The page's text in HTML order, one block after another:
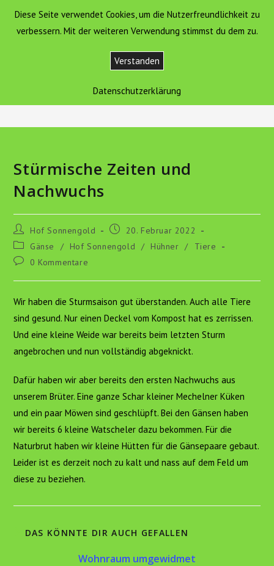
springen
Hof Sonnengold MENÜ
> Stürmische Zeiten und Nachwuchs
Stürmische Zeiten und
Nachwuchs
Beitrags-
Autor:
Hof Sonnengold
Beitrag20. Februar 2022
Beitrags-
Kategorie:
Gänse / Hof Sonnengold / Hühner /
Tiere
Beitrags-0 Kommentare
Wir haben die Sturmsaison gut überstanden. Auch alle Tiere
sind gesund. Nur einen Deckel vom Kompost hat es zerrissen.
Und eine kleine Weide war bereits beim letzten Sturm
angebrochen und nun vollständig abgeknickt.
Dafür haben wir aber bereits den ersten Nachwuchs aus
unserem Brüter. Eine ganze Schar kleiner Mechelner Küken
und ein paar Möwen sind geschlüpft. Bei den Gänsen haben
wir bereits 6 kleine Watscheler dazu bekommen. Für die
Naturbrut haben wir kleine Hütten für die Gänsepaare gebaut.
Leider ist es derzeit noch zu kalt und nass auf dem Feld um
diese zu beziehen.
DAS KÖNNTE DIR AUCH GEFALLEN
Wohnraum umgewidmet
Diese Seite verwendet Cookies, um die Nutzerfreundlichkeit zu
verbessern. Mit der weiteren Verwendung stimmst du dem zu.
Verstanden
Datenschutzerklärung